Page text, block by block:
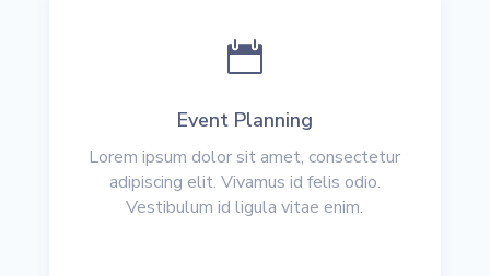

Event Planning
Lorem ipsum dolor sit amet, consectetur
adipiscing elit. Vivamus id felis odio.
Vestibulum id ligula vitae enim.